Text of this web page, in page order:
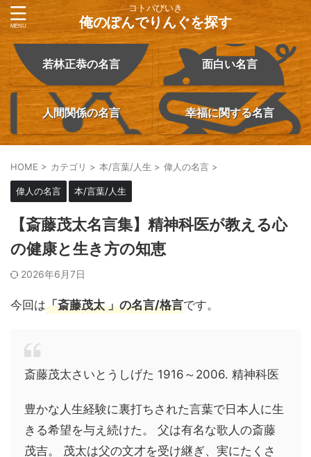
コトバびいき
俺のぽんでりんぐを探す
若林正恭の名言 面白い名言
人間関係の名言 幸福に関する名言
HOME > カテゴリ > 本/言葉/人生 > 偉人の名言 >
偉人の名言 本/言葉/人生
【斎藤茂太名言集】精神科医が教える心
の健康と生き方の知恵
2026年6月7日
今回は「斎藤茂太 」の名言/格言です。
斎藤茂太さいとうしげた 1916～2006. 精神科医
豊かな人生経験に裏打ちされた言葉で日本人に生
きる希望を与え続けた。 父は有名な歌人の斎藤
茂吉。 茂太は父の文才を受け継ぎ、実にたくさ